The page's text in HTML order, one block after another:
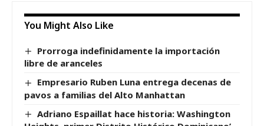
You Might Also Like
Prorroga indefinidamente la importación
libre de aranceles
Empresario Ruben Luna entrega decenas de
pavos a familias del Alto Manhattan
Adriano Espaillat hace historia: Washington